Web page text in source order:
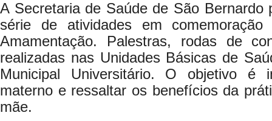
A Secretaria de Saúde de São Bernardo
série de atividades em
Amamentação. Palestras, rodas de
realizadas nas Unidades Básicas de
Municipal Universitário. O objetivo é
materno e ressaltar os benefícios da
mãe.